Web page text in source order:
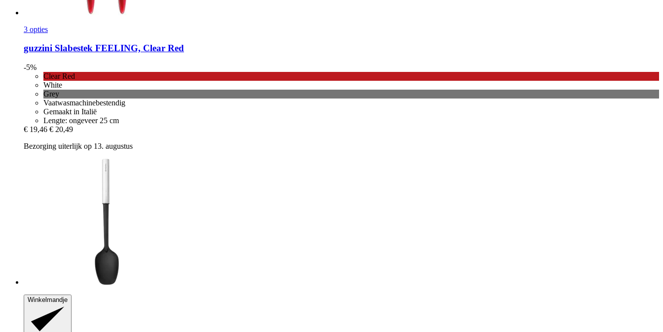
3 opties
guzzini Slabestek FEELING, Clear Red
-5%
Clear Red
White
Grey
Vaatwasmachinebestendig
Gemaakt in Italië
Lengte: ongeveer 25 cm
€ 19,46 € 20,49
Bezorging uiterlijk op 13. augustus
Winkelmandje